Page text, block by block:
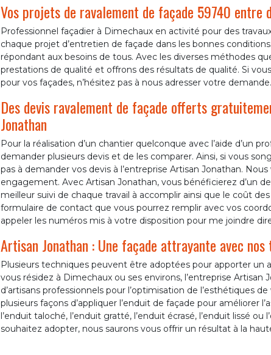
Vos projets de ravalement de façade 59740 entre
Professionnel façadier à Dimechaux en activité pour des
chaque projet d’entretien de façade dans les bonnes
répondant aux besoins de tous. Avec les diverses méthodes
prestations de qualité et offrons des résultats de qualité. Si
pour vos façades, n’hésitez pas à nous adresser votre demande.
Des devis ravalement de façade offerts
Jonathan
Pour la réalisation d’un chantier quelconque avec l’aide d’un
demander plusieurs devis et de les comparer. Ainsi, si vous
pas à demander vos devis à l’entreprise Artisan Jonathan.
engagement. Avec Artisan Jonathan, vous bénéficierez d’un
meilleur suivi de chaque travail à accomplir ainsi que le coût
formulaire de contact que vous pourrez remplir avec vos
appeler les numéros mis à votre disposition pour me joindre
Artisan Jonathan : Une façade attrayante avec nos
Plusieurs techniques peuvent être adoptées pour apporter un
vous résidez à Dimechaux ou ses environs, l’entreprise
d’artisans professionnels pour l’optimisation de l’esthétiques
plusieurs façons d’appliquer l’enduit de façade pour améliorer
l’enduit taloché, l’enduit gratté, l’enduit écrasé, l’enduit lissé
souhaitez adopter, nous saurons vous offrir un résultat à la